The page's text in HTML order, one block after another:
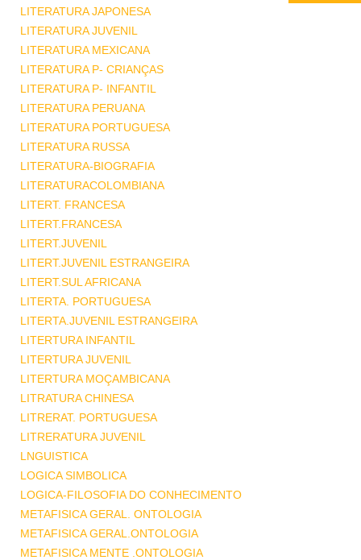
LITERATURA JAPONESA
LITERATURA JUVENIL
LITERATURA MEXICANA
LITERATURA P- CRIANÇAS
LITERATURA P- INFANTIL
LITERATURA PERUANA
LITERATURA PORTUGUESA
LITERATURA RUSSA
LITERATURA-BIOGRAFIA
LITERATURACOLOMBIANA
LITERT. FRANCESA
LITERT.FRANCESA
LITERT.JUVENIL
LITERT.JUVENIL ESTRANGEIRA
LITERT.SUL AFRICANA
LITERTA. PORTUGUESA
LITERTA.JUVENIL ESTRANGEIRA
LITERTURA INFANTIL
LITERTURA JUVENIL
LITERTURA MOÇAMBICANA
LITRATURA CHINESA
LITRERAT. PORTUGUESA
LITRERATURA JUVENIL
LNGUISTICA
LOGICA SIMBOLICA
LOGICA-FILOSOFIA DO CONHECIMENTO
METAFISICA GERAL. ONTOLOGIA
METAFISICA GERAL.ONTOLOGIA
METAFISICA MENTE .ONTOLOGIA